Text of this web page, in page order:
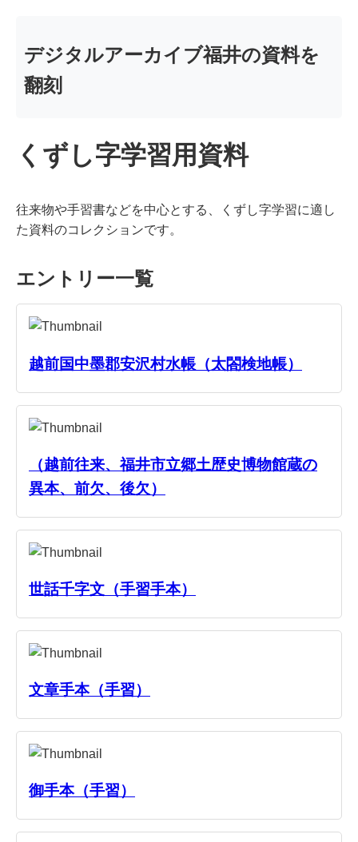
デジタルアーカイブ福井の資料を
翻刻
くずし字学習用資料
往来物や手習書などを中心とする、くずし字学習に適し
た資料のコレクションです。
エントリー一覧
越前国中墨郡安沢村水帳（太閤検地帳）
（越前往来、福井市立郷土歴史博物館蔵の
異本、前欠、後欠）
世話千字文（手習手本）
文章手本（手習）
御手本（手習）